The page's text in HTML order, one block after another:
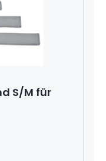
S/M für